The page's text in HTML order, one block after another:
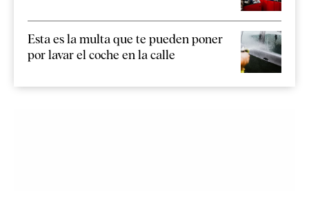
Esta es la multa que te pueden poner
por lavar el coche en la calle